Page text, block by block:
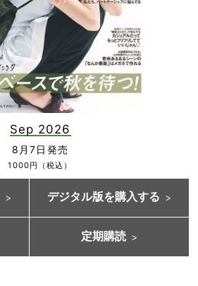
Sep 2026
8月7日発売
1000円（税込）
デジタル版を購入する
定期購読